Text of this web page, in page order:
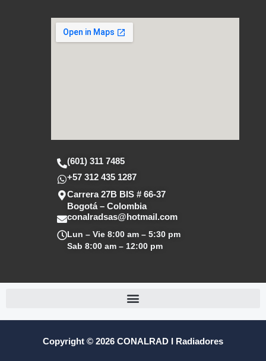
s
a
p
b
a
(601) 311 7485
+57 312 435 1287
Carrera 27B BIS # 66-37
Bogotá – Colombia
conalradsas@hotmail.com
Lun – Vie 8:00 am – 5:30 pm
Sab 8:00 am – 12:00 pm
Copyright © 2026 CONALRAD I Radiadores